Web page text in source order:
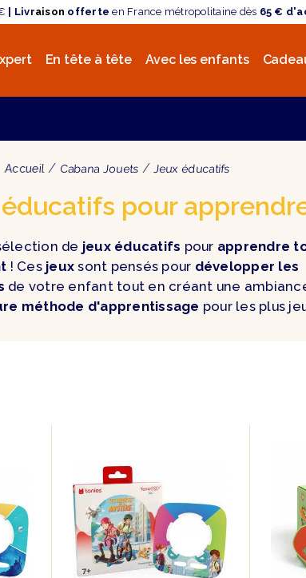
| Livraison offerte en France métropolitaine dès 65 €
En tête à tête Avec les enfants
Accueil Cabana Jouets Jeux éducatifs
pour
de jeux éducatifs pour apprendre
! Ces jeux sont pensés pour développer les
de votre enfant tout en créant une
méthode d'apprentissage pour les plus